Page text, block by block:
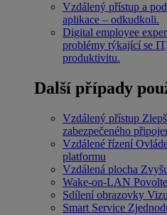
Vzdálený přístup a
aplikace – odkudkoli.
Digital employee
problémy týkající se
produktivitu.
Další případy
Vzdálený přístup
zabezpečeného
Vzdálené řízení
platformu
Vzdálená plocha
Wake-on-LAN
Sdílení obrazovky
Smart Service